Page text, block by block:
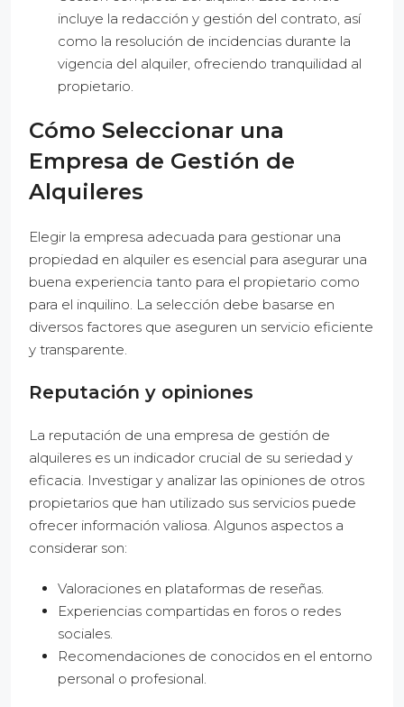
incluye la redacción y gestión del contrato, así
como la resolución de incidencias durante la
vigencia del alquiler, ofreciendo tranquilidad al
propietario.
Cómo Seleccionar una
Empresa de Gestión de
Alquileres
Elegir la empresa adecuada para gestionar una
propiedad en alquiler es esencial para asegurar una
buena experiencia tanto para el propietario como
para el inquilino. La selección debe basarse en
diversos factores que aseguren un servicio eficiente
y transparente.
Reputación y opiniones
La reputación de una empresa de gestión de
alquileres es un indicador crucial de su seriedad y
eficacia. Investigar y analizar las opiniones de otros
propietarios que han utilizado sus servicios puede
ofrecer información valiosa. Algunos aspectos a
considerar son:
Valoraciones en plataformas de reseñas.
Experiencias compartidas en foros o redes
sociales.
Recomendaciones de conocidos en el entorno
personal o profesional.